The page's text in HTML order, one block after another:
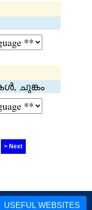
ചുങ്കം
> Next
USEFUL WEBSITES